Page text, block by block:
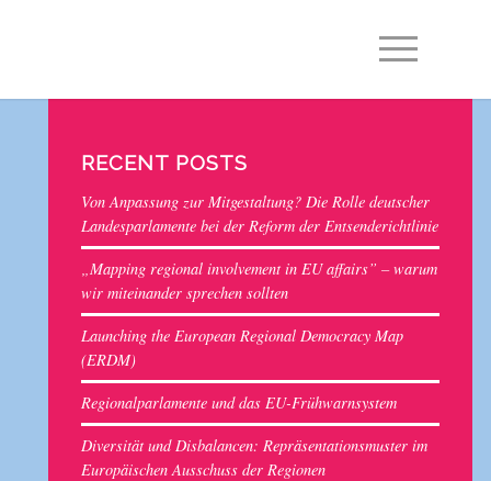
RECENT POSTS
Von Anpassung zur Mitgestaltung? Die Rolle deutscher
Landesparlamente bei der Reform der Entsenderichtlinie
„Mapping regional involvement in EU affairs” – warum
wir miteinander sprechen sollten
Launching the European Regional Democracy Map
(ERDM)
Regionalparlamente und das EU-Frühwarnsystem
Diversität und Disbalancen: Repräsentationsmuster im
Europäischen Ausschuss der Regionen